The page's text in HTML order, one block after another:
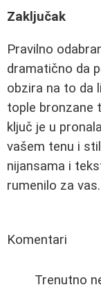
Zaključak
Pravilno
dramatično da
obzira na to da
tople bronzane
ključ je u
vašem tenu i
nijansama i
rumenilo za vas.
Komentari
Trenutno